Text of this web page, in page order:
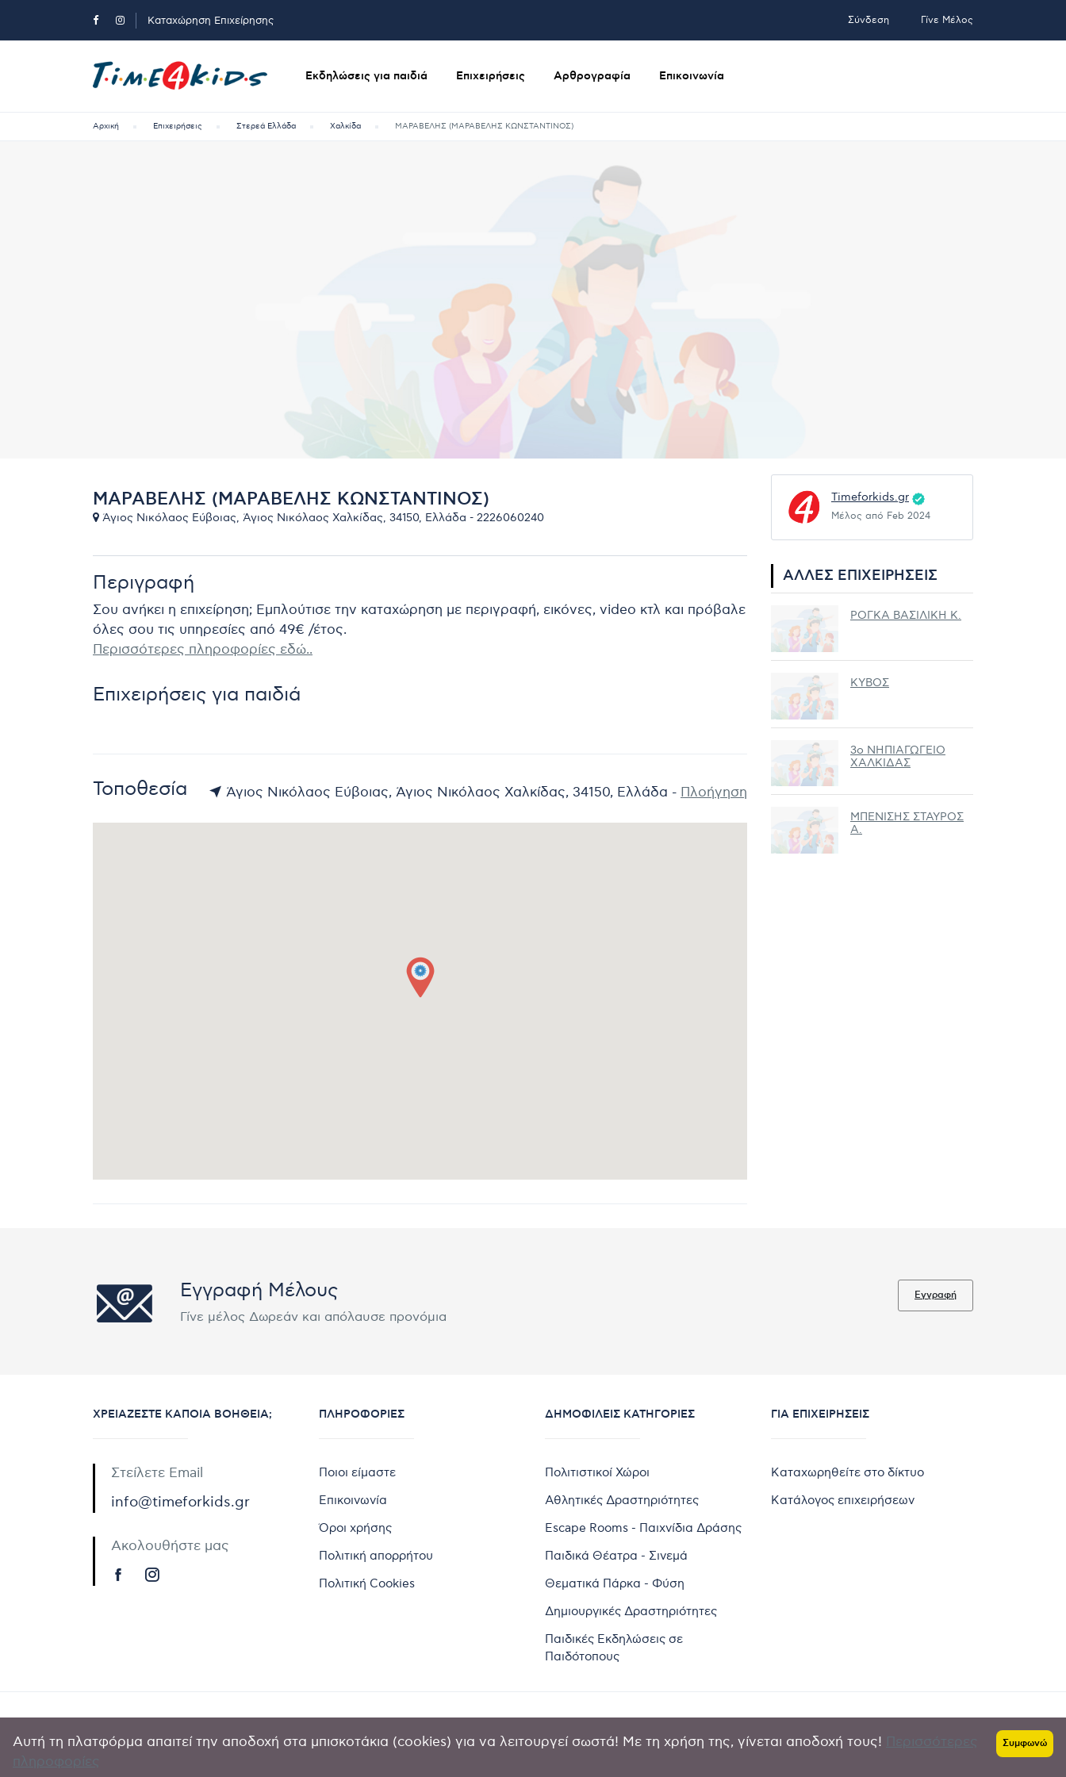
Καταχώρηση Επιχείρησης Σύνδεση Γίνε Μέλος
Εκδηλώσεις για παιδιά Επιχειρήσεις Αρθρογραφία Επικοινωνία
Αρχική Επιχειρήσεις Στερεά Ελλάδα Χαλκίδα ΜΑΡΑΒΕΛΗΣ (ΜΑΡΑΒΕΛΗΣ ΚΩΝΣΤΑΝΤΙΝΟΣ)
ΜΑΡΑΒΕΛΗΣ (ΜΑΡΑΒΕΛΗΣ ΚΩΝΣΤΑΝΤΙΝΟΣ)
Άγιος Νικόλαος Εύβοιας, Άγιος Νικόλαος Χαλκίδας, 34150, Ελλάδα - 2226060240
Περιγραφή
Σου ανήκει η επιχείρηση; Εμπλούτισε την καταχώρηση με περιγραφή, εικόνες, video κτλ και πρόβαλε
όλες σου τις υπηρεσίες από 49€ /έτος.
Περισσότερες πληροφορίες εδώ..
Επιχειρήσεις για παιδιά
Τοποθεσία Άγιος Νικόλαος Εύβοιας, Άγιος Νικόλαος Χαλκίδας, 34150, Ελλάδα - Πλοήγηση
Timeforkids.gr
Μέλος από Feb 2024
ΆΛΛΕΣ ΕΠΙΧΕΙΡΉΣΕΙΣ
ΡΟΓΚΑ ΒΑΣΙΛΙΚΗ Κ.
ΚΥΒΟΣ
3ο ΝΗΠΙΑΓΩΓΕΙΟ
ΧΑΛΚΙΔΑΣ
ΜΠΕΝΙΣΗΣ ΣΤΑΥΡΟΣ
Α.
Εγγραφή Μέλους
Γίνε μέλος Δωρεάν και απόλαυσε προνόμια
Εγγραφή
ΧΡΕΙΆΖΕΣΤΕ ΚΆΠΟΙΑ ΒΟΉΘΕΙΑ;
Στείλετε Email
info@timeforkids.gr
Ακολουθήστε μας
ΠΛΗΡΟΦΟΡΊΕΣ
Ποιοι είμαστε
Επικοινωνία
Όροι χρήσης
Πολιτική απορρήτου
Πολιτική Cookies
ΔΗΜΟΦΙΛΕΊΣ ΚΑΤΗΓΟΡΊΕΣ
Πολιτιστικοί Χώροι
Αθλητικές Δραστηριότητες
Escape Rooms - Παιχνίδια Δράσης
Παιδικά Θέατρα - Σινεμά
Θεματικά Πάρκα - Φύση
Δημιουργικές Δραστηριότητες
Παιδικές Εκδηλώσεις σε
Παιδότοπους
ΓΙΑ ΕΠΙΧΕΙΡΉΣΕΙΣ
Καταχωρηθείτε στο δίκτυο
Κατάλογος επιχειρήσεων
Copyright © 2024 by Goldensites Πολιτική απορρήτου-
Αυτή τη πλατφόρμα απαιτεί την αποδοχή στα μπισκοτάκια (cookies) για να λειτουργεί σωστά! Με τη χρήση της, γίνεται αποδοχή τους! Συμφωνώ